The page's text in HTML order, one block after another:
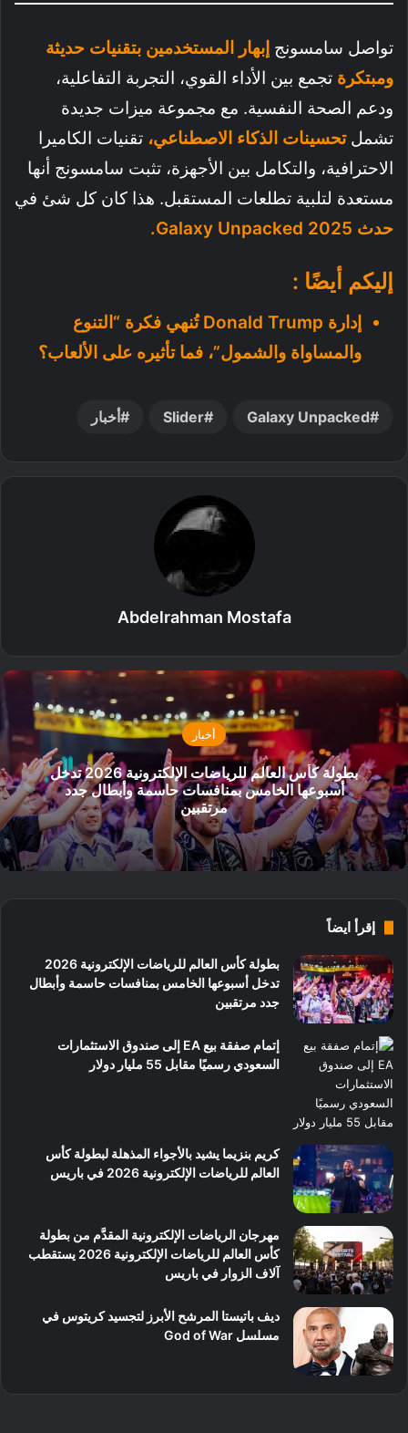
تواصل سامسونج إبهار المستخدمين بتقنيات حديثة
ومبتكرة تجمع بين الأداء القوي، التجربة التفاعلية،
ودعم الصحة النفسية. مع مجموعة ميزات جديدة
تشملتحسينات الذكاء الاصطناعي، تقنيات الكاميرا
الاحترافية، والتكامل بين الأجهزة، تثبت سامسونج أنها
مستعدة لتلبية تطلعات المستقبل. هذا كان كل شئ في
حدث Galaxy Unpacked 2025.
إليكم أيضًا :
إدارة Donald Trump تُنهي فكرة “التنوع
والمساواة والشمول”، فما تأثيره على الألعاب؟
Galaxy Unpacked
Slider أخبار
Abdelrahman Mostafa
أخبار
بطولة كأس العالم للرياضات الإلكترونية 2026 تدخل
أسبوعها الخامس بمنافسات حاسمة وأبطال جدد
مرتقبين
إقرأ ايضاً
بطولة كأس العالم للرياضات الإلكترونية 2026
تدخل أسبوعها الخامس بمنافسات حاسمة وأبطال
جدد مرتقبين
إتمام صفقة بيع EA إلى صندوق الاستثمارات
السعودي رسميًا مقابل 55 مليار دولار
كريم بنزيما يشيد بالأجواء المذهلة لبطولة كأس
العالم للرياضات الإلكترونية 2026 في باريس
مهرجان الرياضات الإلكترونية المقدَّم من بطولة
كأس العالم للرياضات الإلكترونية 2026 يستقطب
آلاف الزوار في باريس
ديف باتيستا المرشح الأبرز لتجسيد كريتوس في
مسلسل God of War